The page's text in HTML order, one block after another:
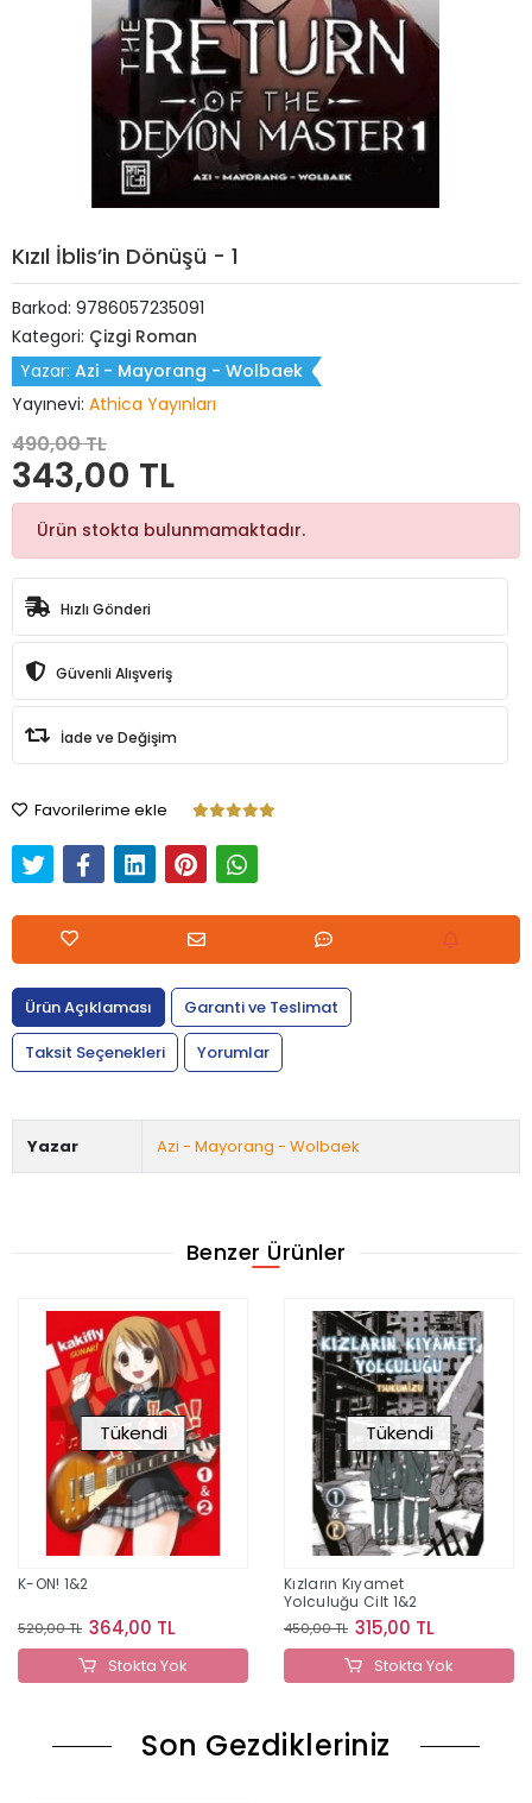
Kızıl İblis’in Dönüşü - 1
Barkod: 9786057235091
Kategori: Çizgi Roman
Yazar: Azi - Mayorang - Wolbaek
Yayınevi: Athica Yayınları
490,00 TL
343,00 TL
Ürün stokta bulunmamaktadır.
Hızlı Gönderi
Güvenli Alışveriş
İade ve Değişim
Favorilerime ekle
Ürün Açıklaması
Garanti ve Teslimat
Taksit Seçenekleri
Yorumlar
Yazar Azi - Mayorang - Wolbaek
Benzer Ürünler
Tükendi
K-ON! 1&2
520,00 TL 364,00 TL
Stokta Yok
Tükendi
Kızların Kıyamet
Yolculuğu Cilt 1&2
450,00 TL 315,00 TL
Stokta Yok
Son Gezdikleriniz